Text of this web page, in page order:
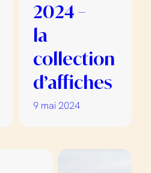
2024 –
la
collection
d’affiches
9 mai 2024